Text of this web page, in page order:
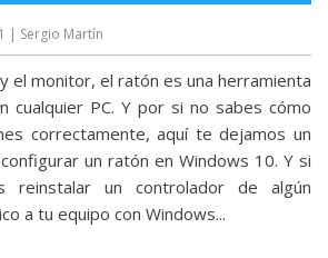
| Sergio Martín
el monitor, el ratón es una herramienta
cualquier PC. Y por si no sabes cómo
correctamente, aquí te dejamos un
un ratón en Windows 10. Y si
un controlador de algún
a tu equipo con Windows...